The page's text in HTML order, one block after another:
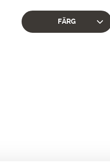
FÄRG